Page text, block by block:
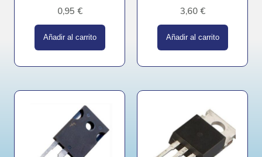
0,95 €
Añadir al carrito
3,60 €
Añadir al carrito